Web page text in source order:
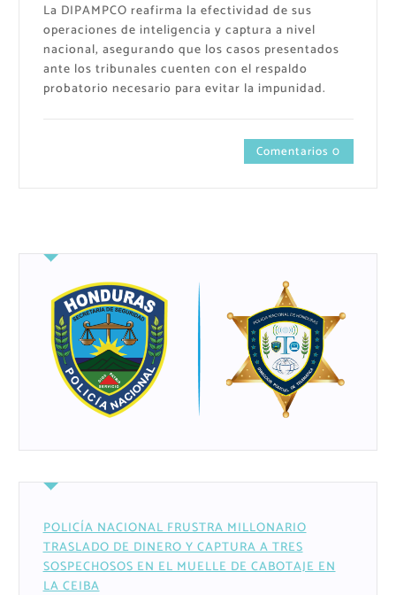
La DIPAMPCO reafirma la efectividad de sus
operaciones de inteligencia y captura a nivel
nacional, asegurando que los casos presentados
ante los tribunales cuenten con el respaldo
probatorio necesario para evitar la impunidad.
Comentarios 0
POLICÍA NACIONAL FRUSTRA MILLONARIO
TRASLADO DE DINERO Y CAPTURA A TRES
SOSPECHOSOS EN EL MUELLE DE CABOTAJE EN
LA CEIBA